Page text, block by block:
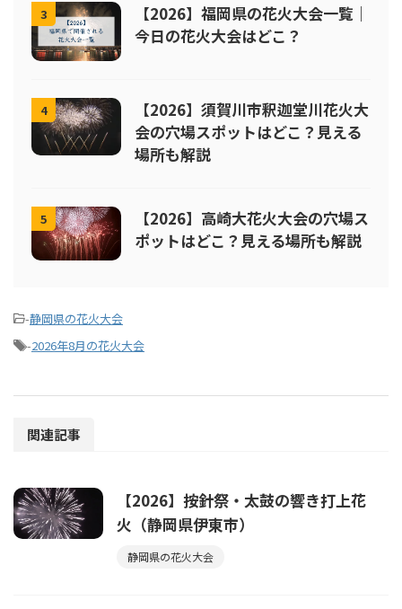
3
【2026】福岡県の花火大会一覧｜
今日の花火大会はどこ？
4
【2026】須賀川市釈迦堂川花火大
会の穴場スポットはどこ？見える
場所も解説
5
【2026】高崎大花火大会の穴場ス
ポットはどこ？見える場所も解説
-静岡県の花火大会
-2026年8月の花火大会
関連記事
【2026】按針祭・太鼓の響き打上花
火（静岡県伊東市）
静岡県の花火大会